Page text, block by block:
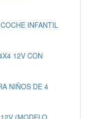
INFANTIL
12V CON
NIÑOS DE 4